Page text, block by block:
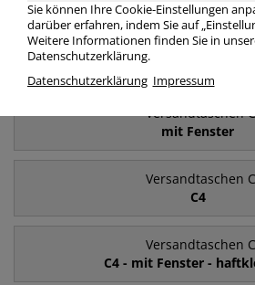
Versandtaschen
Versandtaschen
mit Fenster
Versandtaschen
C4
Versandtaschen
C4 - mit Fenster -
Sie können Ihre Cookie-Einstellungen
darüber erfahren, indem Sie auf
Weitere Informationen finden Sie in
Datenschutzerklärung.
Datenschutzerklärung Impressum